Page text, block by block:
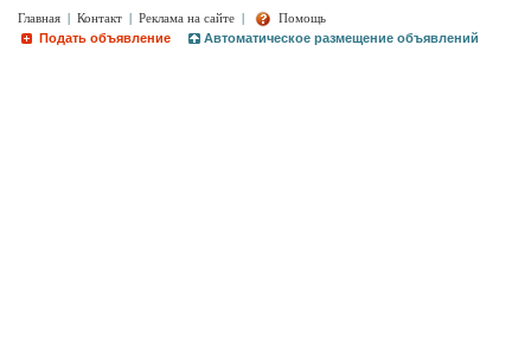
Главная | Контакт | Реклама на сайте |
Помощь
Подать объявление
Автоматическое размещение объявлений